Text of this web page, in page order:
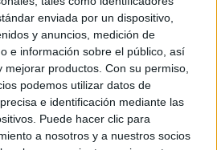
enviada por un dispositivo,
y anuncios, medición de
e información sobre el público, así
productos. Con su permiso,
podemos utilizar datos de
e identificación mediante las
Puede hacer clic para
a nosotros y a nuestros socios